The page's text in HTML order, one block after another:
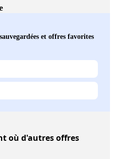
et offres favorites
où d'autres offres